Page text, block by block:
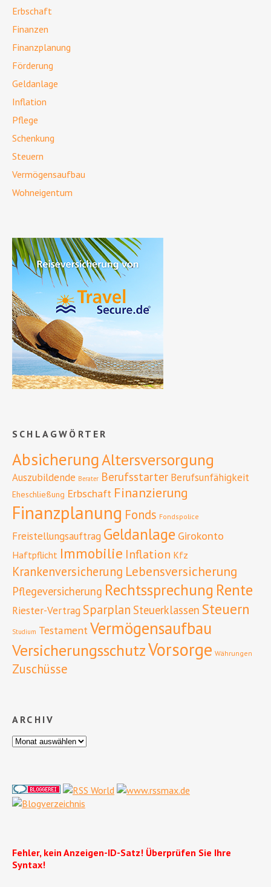
Erbschaft
Finanzen
Finanzplanung
Förderung
Geldanlage
Inflation
Pflege
Schenkung
Steuern
Vermögensaufbau
Wohneigentum
SCHLAGWÖRTER
AbsicherungAltersversorgung
Auszubildende Berater Berufsstarter Berufsunfähigkeit
Eheschließung Erbschaft Finanzierung
Finanzplanung Fonds Fondspolice
Freistellungsauftrag Geldanlage Girokonto
Haftpflicht Immobilie Inflation Kfz
Krankenversicherung Lebensversicherung
Pflegeversicherung Rechtssprechung Rente
Riester-Vertrag Sparplan Steuerklassen Steuern
Studium TestamentVermögensaufbau
VersicherungsschutzVorsorge Währungen
Zuschüsse
ARCHIV
Fehler, kein Anzeigen-ID-Satz! Überprüfen Sie Ihre
Syntax!